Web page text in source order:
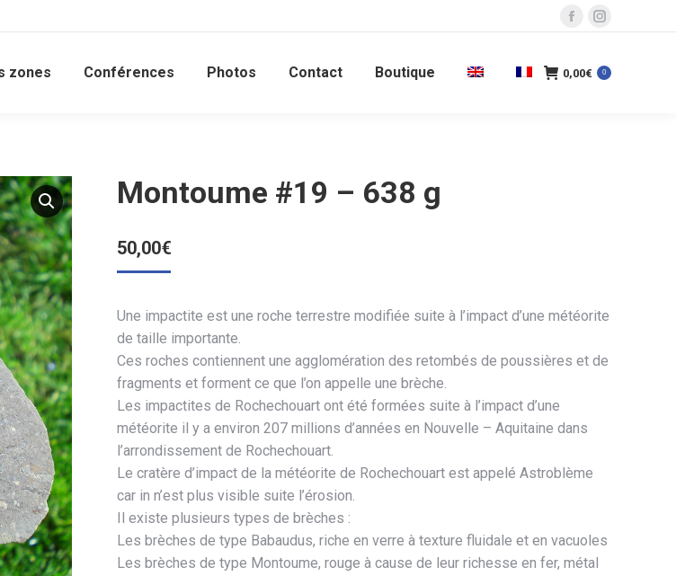
La
Facebook
La
Instagram
zones Conférences Photos Contact Boutique 0,00€ 0
Montoume #19 – 638 g
50,00€
Une impactite est une roche terrestre modifiée suite à l’impact d’une météorite
de taille importante.
Ces roches contiennent une agglomération des retombés de poussières et de
fragments et forment ce que l’on appelle une brèche.
Les impactites de Rochechouart ont été formées suite à l’impact d’une
météorite il y a environ 207 millions d’années en Nouvelle – Aquitaine dans
l’arrondissement de Rochechouart.
Le cratère d’impact de la météorite de Rochechouart est appelé Astroblème
car in n’est plus visible suite l’érosion.
Il existe plusieurs types de brèches :
Les brèches de type Babaudus, riche en verre à texture fluidale et en vacuoles
Les brèches de type Montoume, rouge à cause de leur richesse en fer, métal